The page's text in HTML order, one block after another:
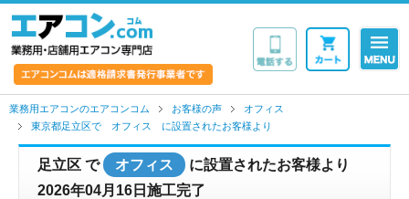
業務用エアコンのエアコンコム お客様の声
オフィス
東京都足立区で オフィス に設置されたお客様より
足立区 で オフィス
に設置されたお客様より
2026年04月16日施工完了